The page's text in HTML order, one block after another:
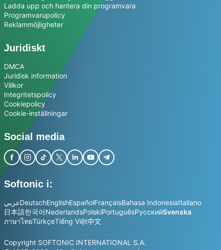
Ladda upp och hantera din programvara
Programvarupolicy
Reklammöjligheter
Juridiskt
DMCA
Juridisk information
Villkor
Integritetspolicy
Cookiepolicy
Cookie-inställningar
Social media
Softonic i:
عربيDeutschEnglishEspañolFrançaisBahasa IndonesiaItaliano
日本語한국어NederlandsPolskiPortuguêsРусскийSvenska
ภาษาไทยTürkçeTiếng Việt中文
Copyright SOFTONIC INTERNATIONAL S.A.